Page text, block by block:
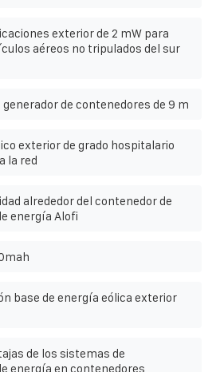
exterior de 2 mW para
aéreos no tripulados del sur
de contenedores de 9 m
exterior de grado hospitalario
la red
alrededor del contenedor de
energía Alofi
base de energía eólica exterior
de los sistemas de
energía en contenedores